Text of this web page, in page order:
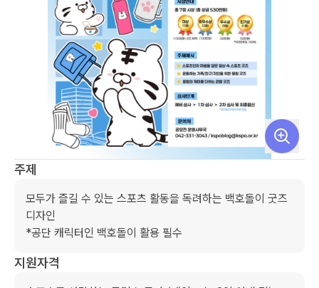
주제
모두가 즐길 수 있는 스포츠 활동을 독려하는 백호돌이 굿즈
디자인
*공단 캐릭터인 백호돌이 활용 필수
지원자격